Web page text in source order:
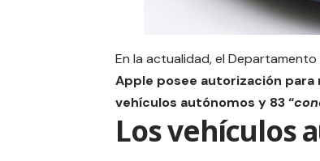
En la actualidad, el
Apple posee autorización
vehículos autónomos y 83 “
Los vehículos